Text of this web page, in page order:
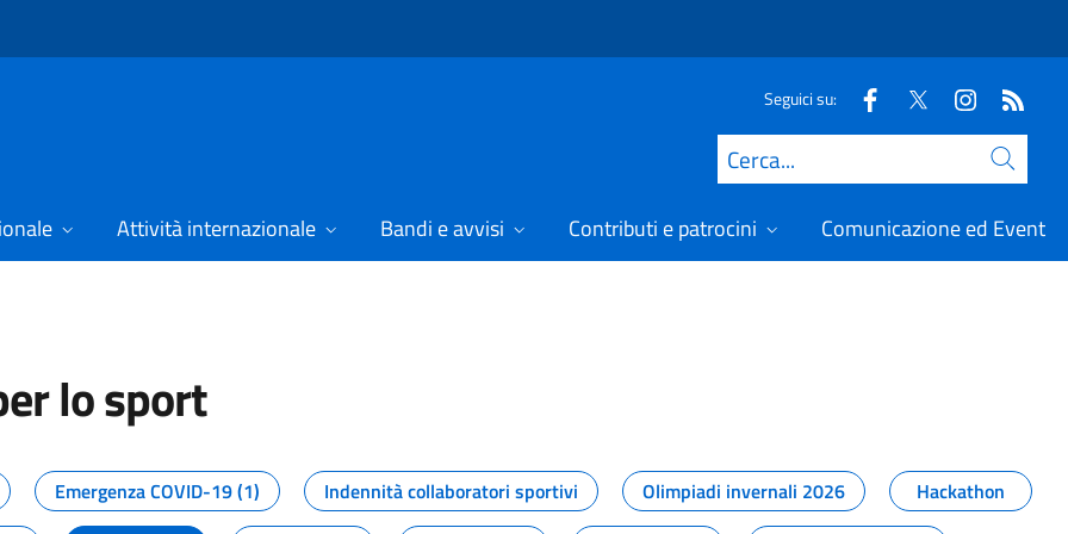
Seguici su:
Cerca
Attività internazionale Bandi e avvisi Contributi e patrocini Comunicazione ed Eventi
lo sport
dal Dipartimento per lo sport
Emergenza COVID-19 (1) Indennità collaboratori sportivi Olimpiadi invernali 2026
Hackathon